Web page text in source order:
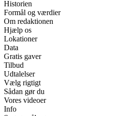
Historien
Formål og værdier
Om redaktionen
Hjælp os
Lokationer
Data
Gratis gaver
Tilbud
Udtalelser
Vælg rigtigt
Sådan gør du
Vores videoer
Info